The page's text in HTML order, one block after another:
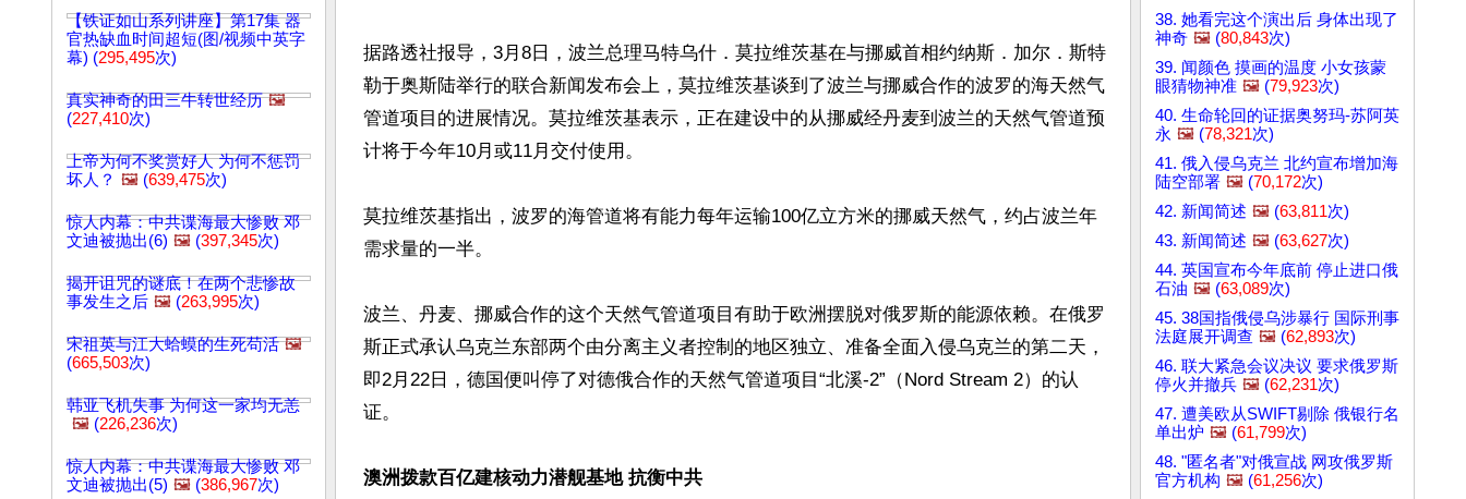
【铁证如山系列讲座】第17集 器
官热缺血时间超短(图/视频中英字
幕) (295,495次)
真实神奇的田三牛转世经历 🖼️
(227,410次)
上帝为何不奖赏好人 为何不惩罚
坏人？ 🖼️ (639,475次)
惊人内幕：中共谍海最大惨败 邓
文迪被抛出(6) 🖼️ (397,345次)
揭开诅咒的谜底！在两个悲惨故
事发生之后 🖼️ (263,995次)
宋祖英与江大蛤蟆的生死苟活 🖼️
(665,503次)
韩亚飞机失事 为何这一家均无恙
🖼️ (226,236次)
惊人内幕：中共谍海最大惨败 邓
文迪被抛出(5) 🖼️ (386,967次)
据路透社报导，3月8日，波兰总理马特乌什．莫拉维茨基在与挪威首相约纳斯．加尔．斯特
勒于奥斯陆举行的联合新闻发布会上，莫拉维茨基谈到了波兰与挪威合作的波罗的海天然气
管道项目的进展情况。莫拉维茨基表示，正在建设中的从挪威经丹麦到波兰的天然气管道预
计将于今年10月或11月交付使用。
莫拉维茨基指出，波罗的海管道将有能力每年运输100亿立方米的挪威天然气，约占波兰年
需求量的一半。
波兰、丹麦、挪威合作的这个天然气管道项目有助于欧洲摆脱对俄罗斯的能源依赖。在俄罗
斯正式承认乌克兰东部两个由分离主义者控制的地区独立、准备全面入侵乌克兰的第二天，
即2月22日，德国便叫停了对德俄合作的天然气管道项目“北溪-2”（Nord Stream 2）的认
证。
澳洲拨款百亿建核动力潜舰基地 抗衡中共
38. 她看完这个演出后 身体出现了
神奇 🖼️ (80,843次)
39. 闻颜色 摸画的温度 小女孩蒙
眼猜物神准 🖼️ (79,923次)
40. 生命轮回的证据奥努玛-苏阿英
永 🖼️ (78,321次)
41. 俄入侵乌克兰 北约宣布增加海
陆空部署 🖼️ (70,172次)
42. 新闻简述 🖼️ (63,811次)
43. 新闻简述 🖼️ (63,627次)
44. 英国宣布今年底前 停止进口俄
石油 🖼️ (63,089次)
45. 38国指俄侵乌涉暴行 国际刑事
法庭展开调查 🖼️ (62,893次)
46. 联大紧急会议决议 要求俄罗斯
停火并撤兵 🖼️ (62,231次)
47. 遭美欧从SWIFT剔除 俄银行名
单出炉 🖼️ (61,799次)
48. "匿名者"对俄宣战 网攻俄罗斯
官方机构 🖼️ (61,256次)